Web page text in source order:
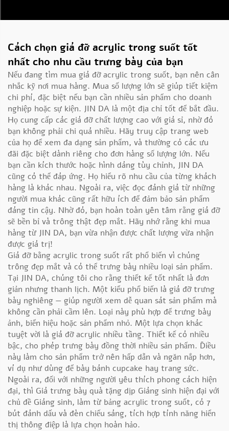
Cách chọn giá đỡ acrylic trong suốt tốt
nhất cho nhu cầu trưng bày của bạn
Nếu đang tìm mua giá đỡ acrylic trong suốt, bạn nên cân
nhắc kỹ nơi mua hàng. Mua số lượng lớn sẽ giúp tiết kiệm
chi phí, đặc biệt nếu bạn cần nhiều sản phẩm cho doanh
nghiệp hoặc sự kiện. JIN DA là một địa chỉ tốt để bắt đầu.
Họ cung cấp các giá đỡ chất lượng cao với giá sỉ, nhờ đó
bạn không phải chi quá nhiều. Hãy truy cập trang web
của họ để xem đa dạng sản phẩm, và thường có các ưu
đãi đặc biệt dành riêng cho đơn hàng số lượng lớn. Nếu
bạn cần kích thước hoặc hình dáng tùy chỉnh, JIN DA
cũng có thể đáp ứng. Họ hiểu rõ nhu cầu của từng khách
hàng là khác nhau. Ngoài ra, việc đọc đánh giá từ những
người mua khác cũng rất hữu ích để đảm bảo sản phẩm
đáng tin cậy. Nhờ đó, bạn hoàn toàn yên tâm rằng giá đỡ
sẽ bền bỉ và trông thật đẹp mắt. Hãy nhớ rằng khi mua
hàng từ JIN DA, bạn vừa nhận được chất lượng vừa nhận
được giá trị!
Giá đỡ bằng acrylic trong suốt rất phổ biến vì chúng
trông đẹp mắt và có thể trưng bày nhiều loại sản phẩm.
Tại JIN DA, chúng tôi cho rằng thiết kế tốt nhất là đơn
giản nhưng thanh lịch. Một kiểu phổ biến là giá đỡ trưng
bày nghiêng — giúp người xem dễ quan sát sản phẩm mà
không cần phải cầm lên. Loại này phù hợp để trưng bày
ảnh, biển hiệu hoặc sản phẩm nhỏ. Một lựa chọn khác
tuyệt vời là giá đỡ acrylic nhiều tầng. Thiết kế có nhiều
bậc, cho phép trưng bày đồng thời nhiều sản phẩm. Điều
này làm cho sản phẩm trở nên hấp dẫn và ngăn nắp hơn,
ví dụ như dùng để bày bánh cupcake hay trang sức.
Ngoài ra, đối với những người yêu thích phong cách hiện
đại, thì Giá trưng bày quà tặng dịp Giáng sinh hiện đại với
chủ đề Giáng sinh, làm từ bảng acrylic trong suốt, có 7
bút đánh dấu và đèn chiếu sáng, tích hợp tính năng hiển
thị thông điệp là lựa chọn hoàn hảo.